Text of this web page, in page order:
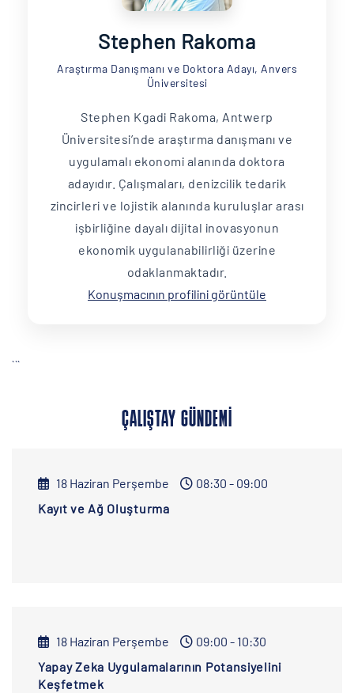
Stephen Rakoma
Araştırma Danışmanı ve Doktora Adayı, Anvers
Üniversitesi
Stephen Kgadi Rakoma, Antwerp
Üniversitesi’nde araştırma danışmanı ve
uygulamalı ekonomi alanında doktora
adayıdır. Çalışmaları, denizcilik tedarik
zincirleri ve lojistik alanında kuruluşlar arası
işbirliğine dayalı dijital inovasyonun
ekonomik uygulanabilirliği üzerine
odaklanmaktadır.
Konuşmacının profilini görüntüle
```
ÇALIŞTAY GÜNDEMI
18 Haziran Perşembe
08:30 - 09:00
Kayıt ve Ağ Oluşturma
18 Haziran Perşembe
09:00 - 10:30
Yapay Zeka Uygulamalarının Potansiyelini
Keşfetmek